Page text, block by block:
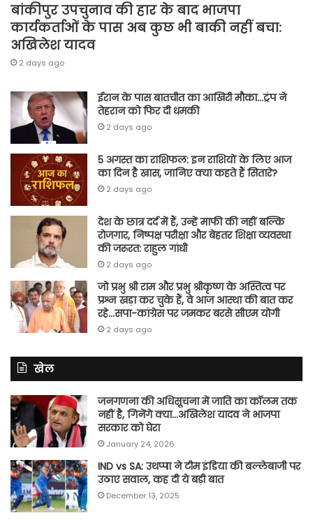
बांकीपुर उपचुनाव की हार के बाद भाजपा
कार्यकर्ताओं के पास अब कुछ भी बाकी नहीं बचा:
अखिलेश यादव
2 days ago
ईरान के पास बातचीत का आखिरी मौका…ट्रंप ने
तेहरान को फिर दी धमकी
2 days ago
5 अगस्त का राशिफल: इन राशियों के लिए आज
का दिन है खास, जानिए क्या कहते हैं सितारे?
2 days ago
देश के छात्र दर्द में हैं, उन्हें माफी की नहीं बल्कि
रोजगार, निष्पक्ष परीक्षा और बेहतर शिक्षा व्यवस्था
की जरूरत: राहुल गांधी
2 days ago
जो प्रभु श्री राम और प्रभु श्रीकृष्ण के अस्तित्व पर
प्रश्न खड़ा कर चुके हैं, वे आज आस्था की बात कर
रहे…सपा-कांग्रेस पर जमकर बरसे सीएम योगी
2 days ago
खेल
जनगणना की अधिसूचना में जाति का कॉलम तक
नहीं है, गिनेंगे क्या…अखिलेश यादव ने भाजपा
सरकार को घेरा
January 24, 2026
IND vs SA: उथप्पा ने टीम इंडिया की बल्लेबाजी पर
उठाए सवाल, कह दी ये बड़ी बात
December 13, 2025